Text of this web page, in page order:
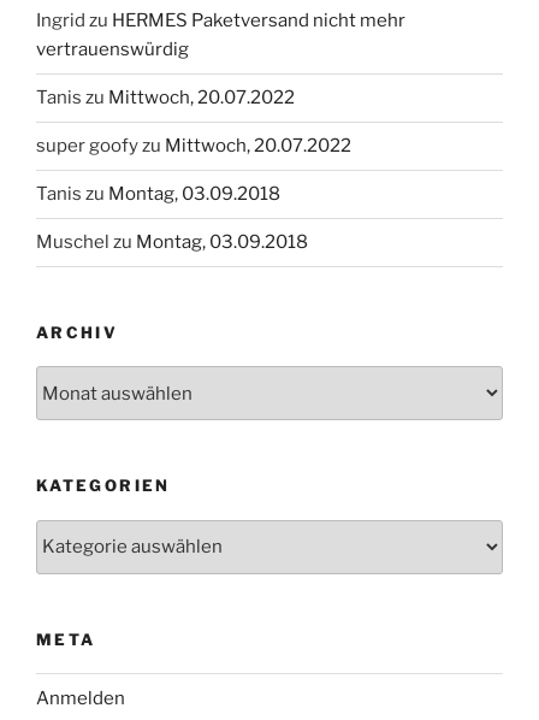
Ingrid zu HERMES Paketversand nicht mehr
vertrauenswürdig
Tanis zu Mittwoch, 20.07.2022
super goofyzu Mittwoch, 20.07.2022
Tanis zu Montag, 03.09.2018
Muschel zu Montag, 03.09.2018
ARCHIV
KATEGORIEN
META
Anmelden